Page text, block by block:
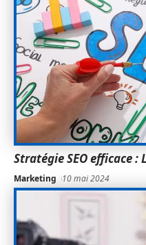
Stratégie SEO efficace :
Marketing 10 mai 2024